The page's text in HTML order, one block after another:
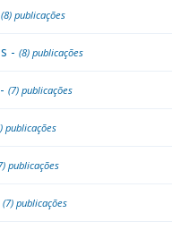
(8) publicações
- (8) publicações
(7) publicações
publicações
publicações
(7) publicações